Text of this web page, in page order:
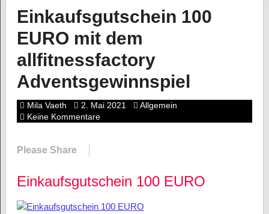
Einkaufsgutschein 100
EURO mit dem
allfitnessfactory
Adventsgewinnspiel
Mila Vaeth 2. Mai 2021
Allgemein
Keine Kommentare
Please Share
Einkaufsgutschein 100 EURO